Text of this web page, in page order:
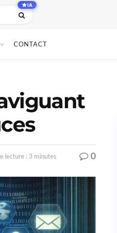
IA
CONTACT
lecture : 3 minutes 0